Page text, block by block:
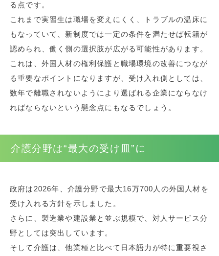
る点です。
これまで実習生は職場を変えにくく、トラブルの温床に
もなっていて、新制度では一定の条件を満たせば転籍が
認められ、働く側の選択肢が広がる可能性があります。
これは、外国人材の権利保護と職場環境の改善につなが
る重要なポイントになりますが、受け入れ側としては、
数年で離職されないようにより選ばれる企業にならなけ
ればならないという懸念点にもなるでしょう。
介護分野は“最大の受け皿”に
政府は2026年、介護分野で最大16万700人の外国人材を
受け入れる方針を示しました。
さらに、製造業や建設業と並ぶ規模で、対人サービス分
野としては突出しています。
そして介護は、他業種と比べて日本語力が特に重要視さ